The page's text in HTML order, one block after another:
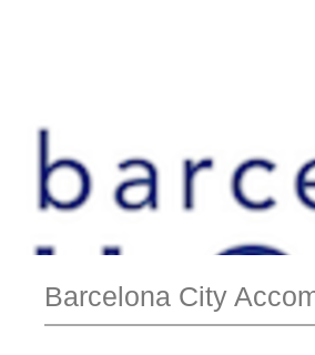
Barcelona City